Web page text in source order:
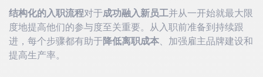
结构化的入职流程对于成功融入新员工并从一开始就最大限
度地提高他们的参与度至关重要。从入职前准备到持续跟
进，每个步骤都有助于降低离职成本 、加强雇主品牌建设和
提高生产率。